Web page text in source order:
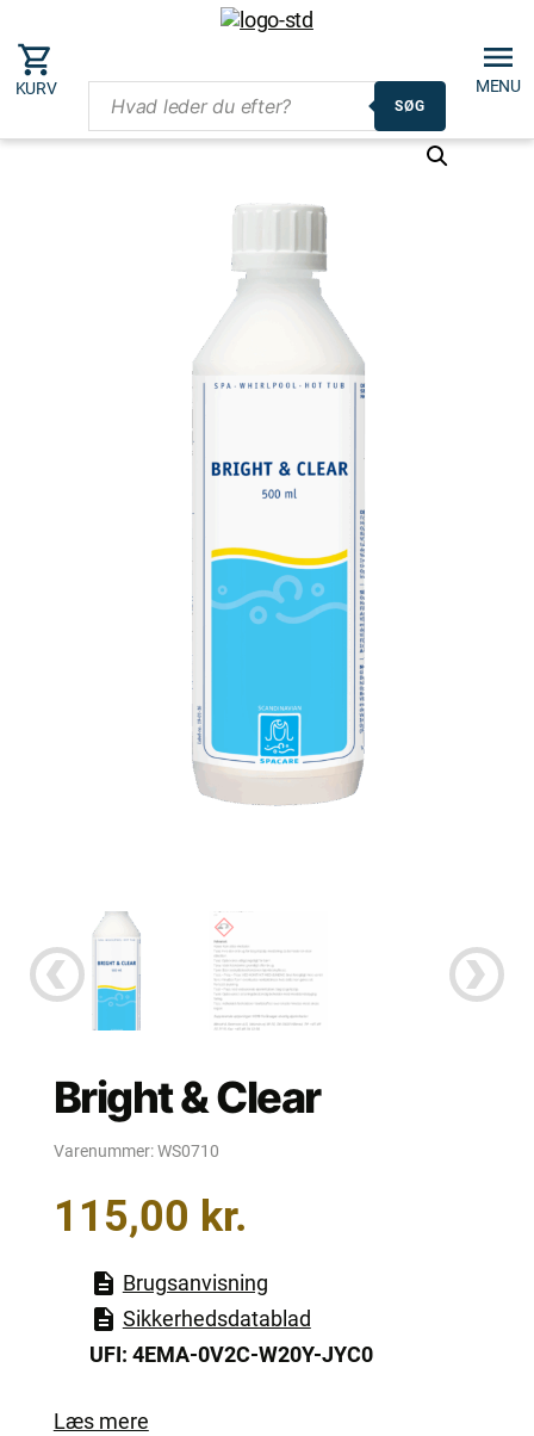
SØG
KURV MENU
Bright & Clear
Varenummer: WS0710
115,00 kr.
Brugsanvisning
Sikkerhedsdatablad
UFI: 4EMA-0V2C-W20Y-JYC0
Læs mere